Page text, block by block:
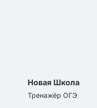
Новая Школа
Тренажёр ОГЭ